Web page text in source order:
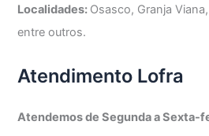
Localidades: Osasco, Granja
entre outros.
Atendimento Lofra
Atendemos de Segunda a Sexta-